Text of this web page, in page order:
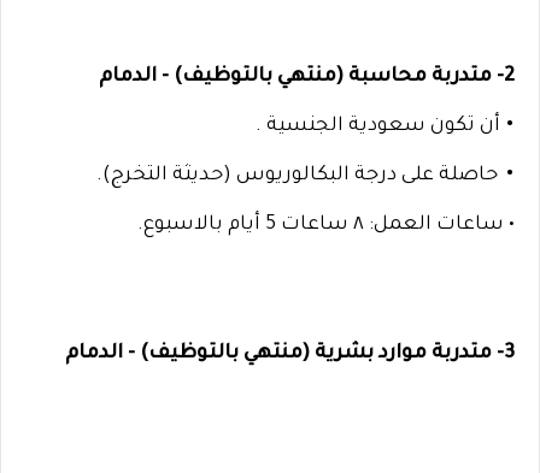
2- متدربة محاسبة (منتهي بالتوظيف) - الدمام
• أن تكون سعودية الجنسية .
• حاصلة على درجة البكالوريوس (حديثة التخرج).
• ساعات العمل: ٨ ساعات 5 أيام بالاسبوع.
3- متدربة موارد بشرية (منتهي بالتوظيف) - الدمام